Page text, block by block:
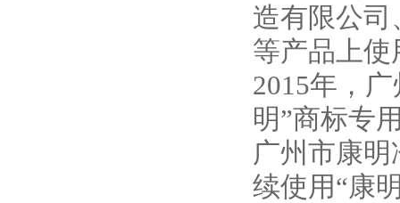
造有限公
等产品上使
2015年，
明”商标专
广州市康
续使用“康